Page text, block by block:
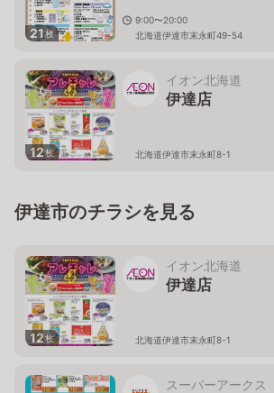
21枚
9:00〜20:00
北海道伊達市末永町49-54
12枚
イオン北海道
伊達店
北海道伊達市末永町8-1
伊達市のチラシを見る
12枚
イオン北海道
伊達店
北海道伊達市末永町8-1
スーパーアークス